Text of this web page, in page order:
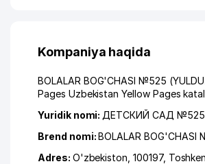
Kompaniya haqida
BOLALAR BOG'CHASI №525
Pages Uzbekistan Yellow Pages
Yuridik nomi: ДЕТСКИЙ САД
Brend nomi:BOLALAR BOG'CHASI
Adres: O'zbekiston, 100197,